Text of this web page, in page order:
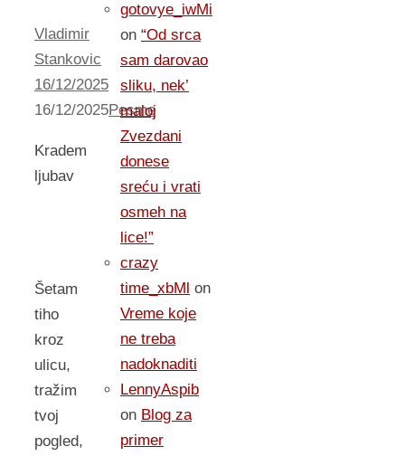
Vladimir
Stankovic
16/12/2025
16/12/2025Pesme
Kradem
ljubav
Šetam
tiho
kroz
ulicu,
tražim
tvoj
pogled,
gotovye_iwMi
on “Od srca
sam darovao
sliku, nek’
maloj
Zvezdani
donese
sreću i vrati
osmeh na
lice!”
crazy
time_xbMl on
Vreme koje
ne treba
nadoknaditi
LennyAspib
on Blog za
primer